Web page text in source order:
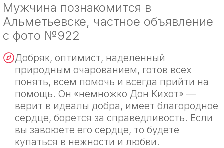
Мужчина познакомится в
Альметьевске, частное объявление
с фото №922
Добряк, оптимист, наделенный
природным очарованием, готов всех
понять, всем помочь и всегда прийти на
помощь. Он «немножко Дон Кихот» —
верит в идеалы добра, имеет благородное
сердце, борется за справедливость. Если
вы завоюете его сердце, то будете
купаться в нежности и любви.